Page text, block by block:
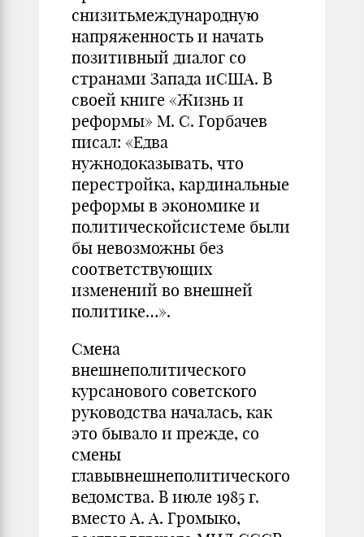
снизитьмеждународную
напряженность и начать
позитивный диалог со
странами Запада иСША. В
своей книге «Жизнь и
реформы» М. С. Горбачев
писал: «Едва
нужнодоказывать, что
перестройка, кардинальные
реформы в экономике и
политическойсистеме были
бы невозможны без
соответствующих
изменений во внешней
политике…».
Смена
внешнеполитического
курсанового советского
руководства началась, как
это бывало и прежде, со
смены
главывнешнеполитического
ведомства. В июле 1985 г.
вместо А. А. Громыко,